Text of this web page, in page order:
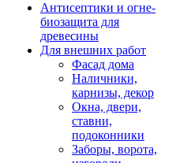
Антисептики и огне-
биозащита для
древесины
Для внешних работ
Фасад дома
Наличники,
карнизы, декор
Окна, двери,
ставни,
подоконники
Заборы, ворота,